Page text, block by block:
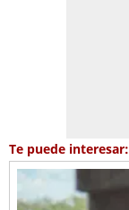
Te puede interesar: